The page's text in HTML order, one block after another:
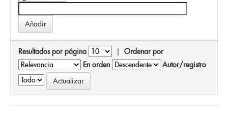
Resultados por página | Ordenar por
En orden
Autor/registro